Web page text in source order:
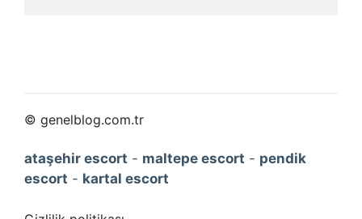
© genelblog.com.tr
ataşehir escort - maltepe escort - pendik
escort - kartal escort